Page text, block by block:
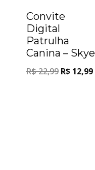
Convite
Digital
Patrulha
Canina – Skye
R$22,99 R$ 12,99